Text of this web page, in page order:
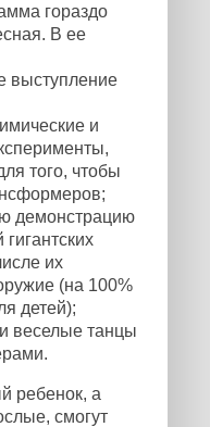
гораздо
В ее
выступление
и
того, чтобы
демонстрацию
их
(на 100%
детей);
веселые танцы
ребенок, а
смогут